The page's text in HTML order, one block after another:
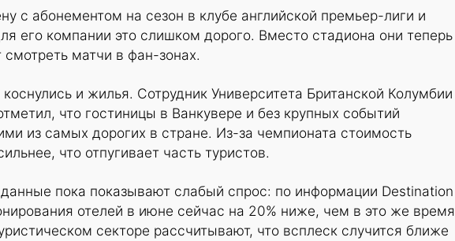
с абонементом на сезон в клубе английской премьер-лиги и
его компании это слишком дорого. Вместо стадиона они теперь
матчи в фан-зонах.
и жилья. Сотрудник Университета Британской Колумбии
что гостиницы в Ванкувере и без крупных событий
из самых дорогих в стране. Из-за чемпионата стоимость
что отпугивает часть туристов.
пока показывают слабый спрос: по информации Destination
отелей в июне сейчас на 20% ниже, чем в это же время
секторе рассчитывают, что всплеск случится ближе